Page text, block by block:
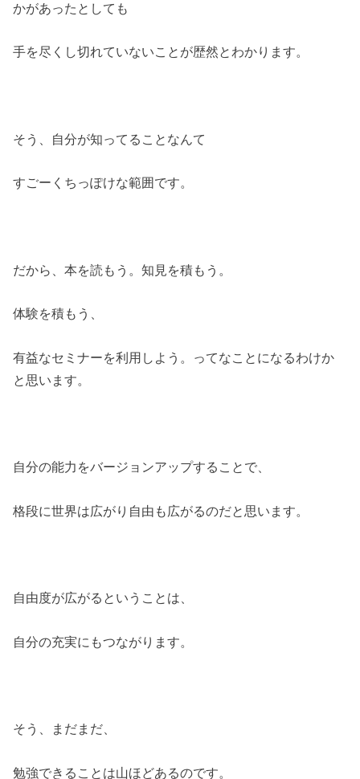
かがあったとしても
手を尽くし切れていないことが歴然とわかります。
そう、自分が知ってることなんて
すごーくちっぽけな範囲です。
だから、本を読もう。知見を積もう。
体験を積もう、
有益なセミナーを利用しよう。ってなことになるわけか
と思います。
自分の能力をバージョンアップすることで、
格段に世界は広がり自由も広がるのだと思います。
自由度が広がるということは、
自分の充実にもつながります。
そう、まだまだ、
勉強できることは山ほどあるのです。